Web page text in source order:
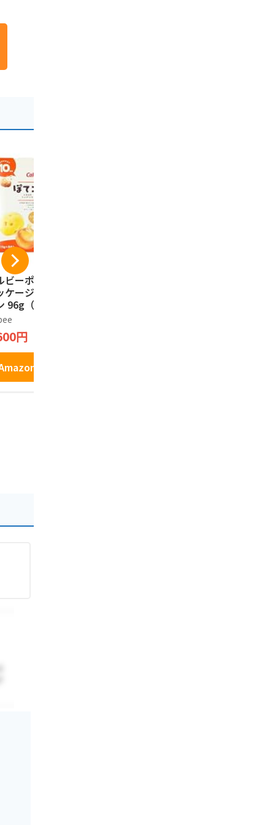
ビーポテト【新
ケージ】ぽてコ
96g（16g*6
箱
円
で見る